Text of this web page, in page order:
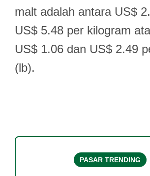
malt adalah antara US$
US$ 5.48 per kilogram
US$ 1.06 dan US$ 2.49
(lb).
PASAR TRENDING